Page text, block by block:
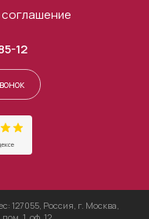
12
127055, Россия, г. Москва,